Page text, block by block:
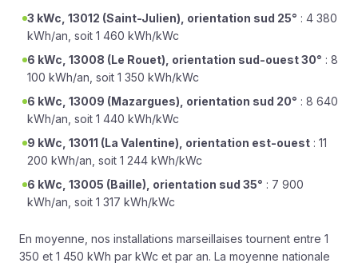
3 kWc, 13012 (Saint-Julien), orientation sud 25° : 4 380
kWh/an, soit 1 460 kWh/kWc
6 kWc, 13008 (Le Rouet), orientation sud-ouest 30° : 8
100 kWh/an, soit 1 350 kWh/kWc
6 kWc, 13009 (Mazargues), orientation sud 20° : 8 640
kWh/an, soit 1 440 kWh/kWc
9 kWc, 13011 (La Valentine), orientation est-ouest : 11
200 kWh/an, soit 1 244 kWh/kWc
6 kWc, 13005 (Baille), orientation sud 35° : 7 900
kWh/an, soit 1 317 kWh/kWc
En moyenne, nos installations marseillaises tournent entre 1
350 et 1 450 kWh par kWc et par an. La moyenne nationale